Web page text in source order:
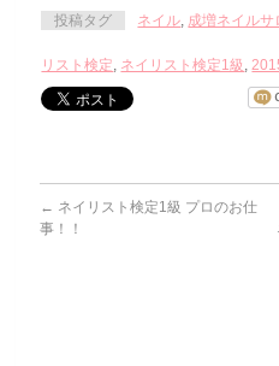
イドライン！！
投稿タグ ネイル, 成増ネイルサ
リスト検定, ネイリスト検定1級 ,
← ネイリスト検定1級 プロのお仕
事！！